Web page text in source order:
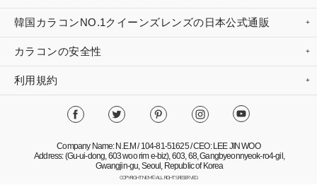
韓国カラコンNO.1クイーンズレンズの日本公式通販
カラコンの安全性
利用規約
Company Name: N.E.M / 104-81-51625 / CEO: LEE JIN WOO
Address: (Gu-ui-dong, 603 woo rim e-biz), 603, 68, Gangbyeonnyeok-ro4-gil,
Gwangjin-gu, Seoul, Republic of Korea
COPYRIGHT NEM© ALL RIGHTS RESERVED.